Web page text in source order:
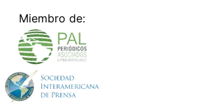
Miembro de: